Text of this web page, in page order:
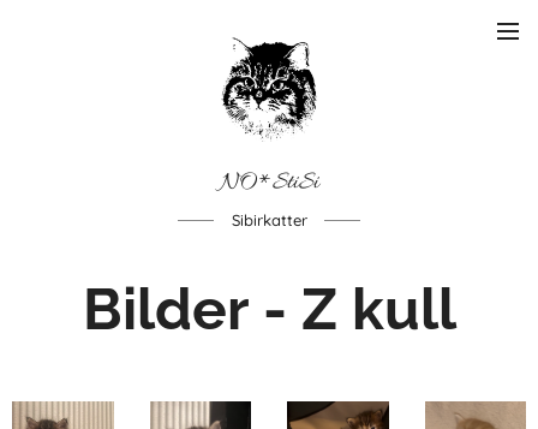
NO*StiSi
Sibirkatter
Bilder - Z kull